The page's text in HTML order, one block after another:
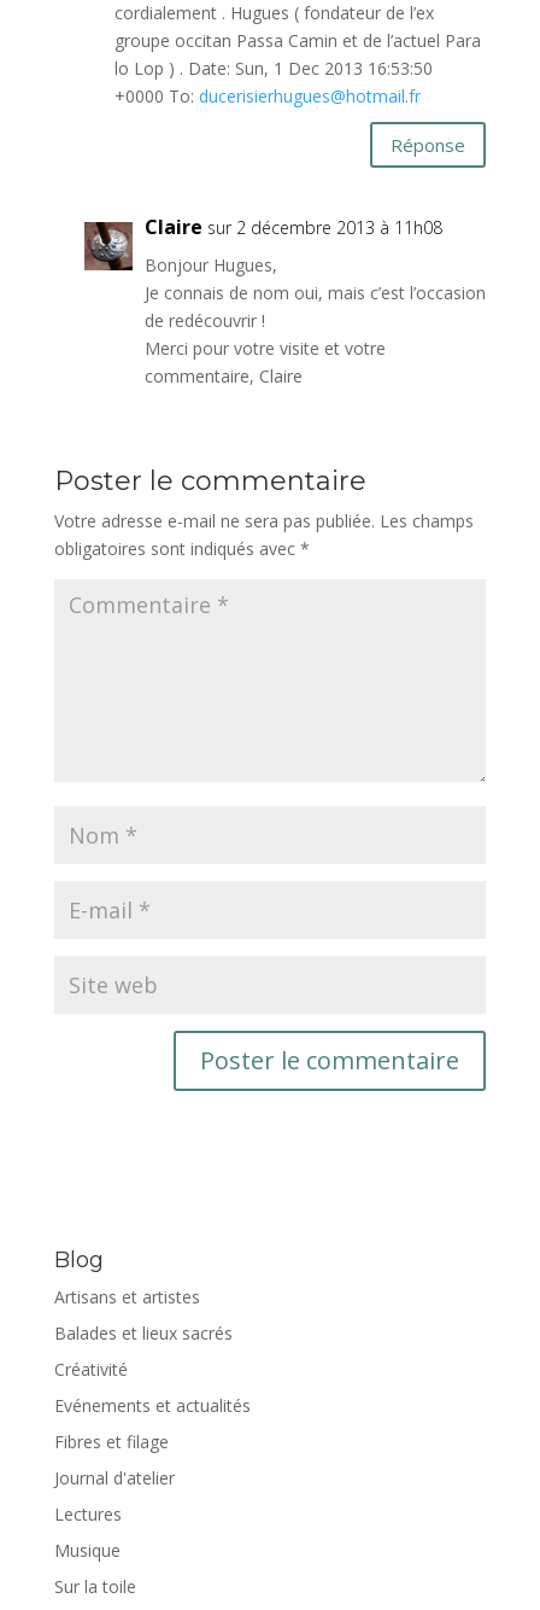
cordialement . Hugues ( fondateur de l’ex
groupe occitan Passa Camin et de l’actuel Para
lo Lop ) . Date: Sun, 1 Dec 2013 16:53:50
+0000 To: ducerisierhugues@hotmail.fr
Réponse
Claire sur 2 décembre 2013 à 11h08
Bonjour Hugues,
Je connais de nom oui, mais c’est l’occasion
de redécouvrir !
Merci pour votre visite et votre
commentaire, Claire
Poster le commentaire
Votre adresse e-mail ne sera pas publiée. Les champs
obligatoires sont indiqués avec *
Blog
Artisans et artistes
Balades et lieux sacrés
Créativité
Evénements et actualités
Fibres et filage
Journal d'atelier
Lectures
Musique
Sur la toile